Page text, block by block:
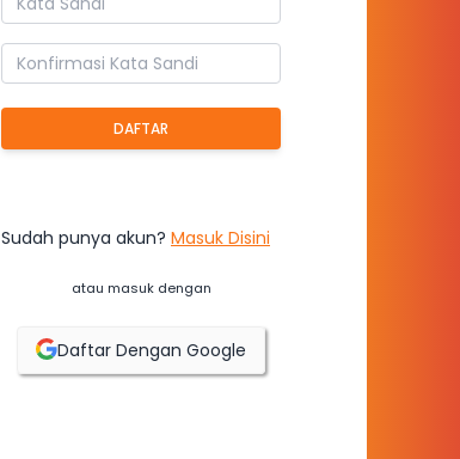
DAFTAR
Sudah punya akun? Masuk Disini
atau masuk dengan
Daftar Dengan Google